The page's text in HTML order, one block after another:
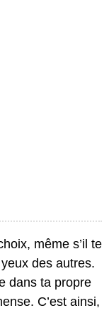
même s’il te
des autres.
dans ta propre
C’est ainsi,